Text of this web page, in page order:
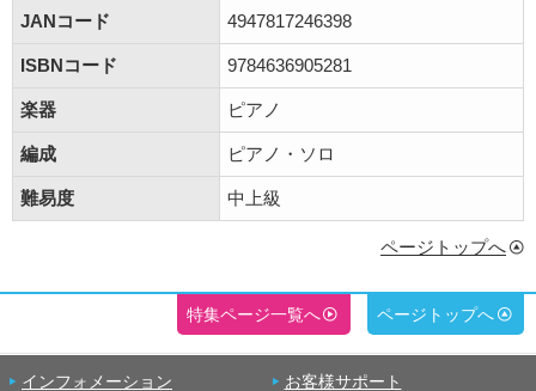
JANコード 4947817246398
ISBNコード 9784636905281
楽器 ピアノ
編成 ピアノ・ソロ
難易度 中上級
ページトップへ
特集ページ一覧へ ページトップへ
インフォメーション お客様サポート